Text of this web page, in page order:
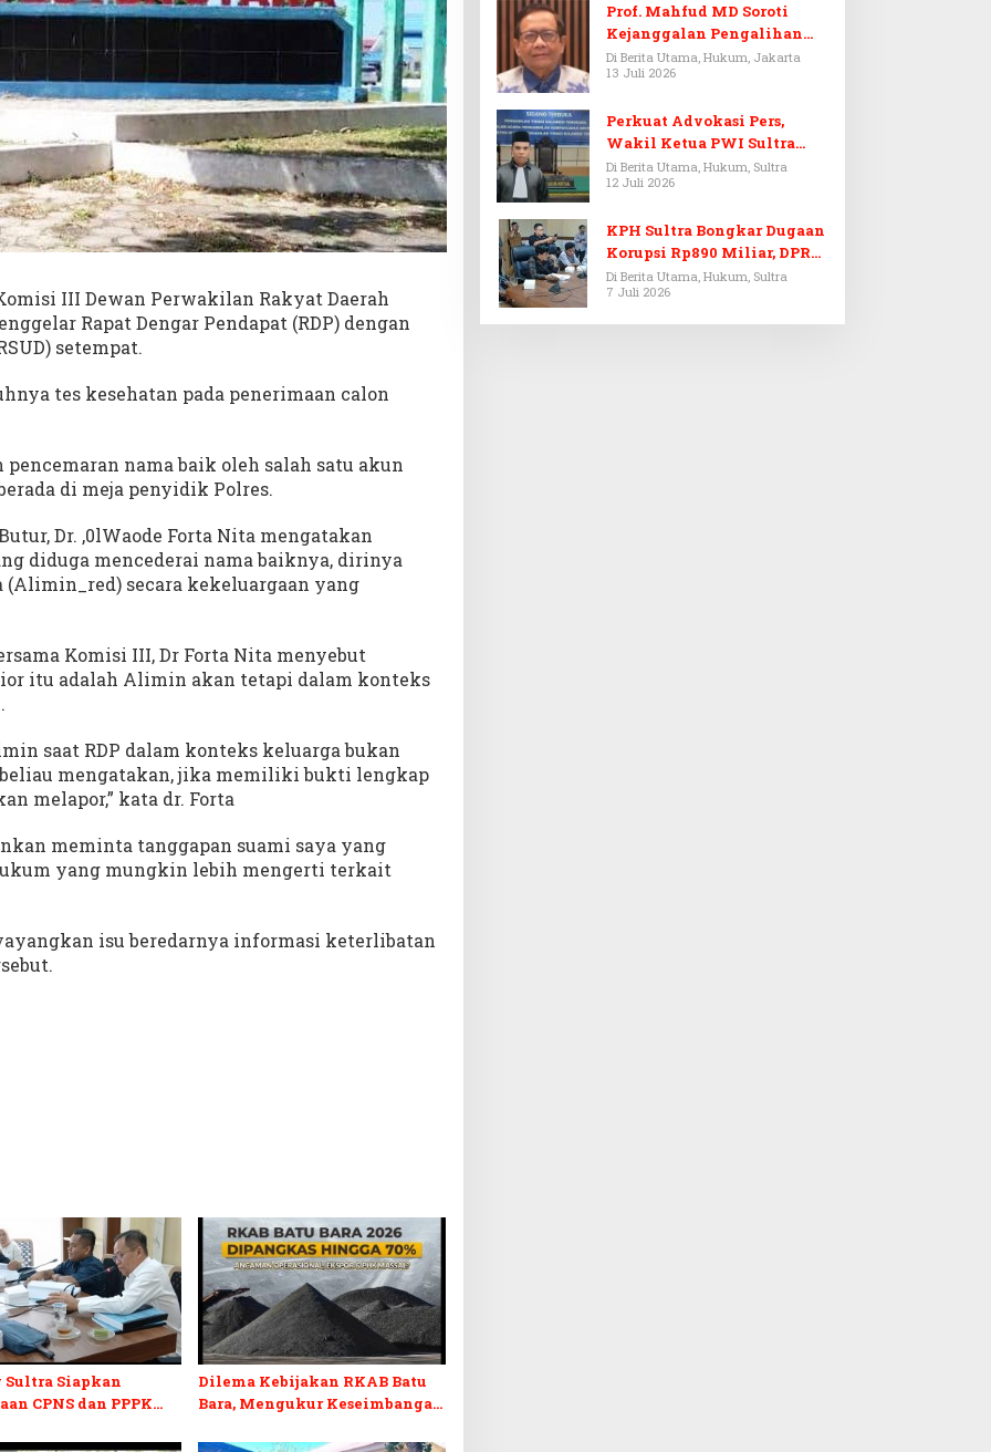
Komisi III Dewan Perwakilan Rakyat Daerah
Rapat Dengar Pendapat (RDP) dengan
setempat.
tes kesehatan pada penerimaan calon
nama baik oleh salah satu akun
di meja penyidik Polres.
Dr. ,0lWaode Forta Nita mengatakan
diduga mencederai nama baiknya, dirinya
secara kekeluargaan yang
Komisi III, Dr Forta Nita menyebut
itu adalah Alimin akan tetapi dalam konteks
saat RDP dalam konteks keluarga bukan
beliau mengatakan, jika memiliki bukti lengkap
melapor,” kata dr. Forta
meminta tanggapan suami saya yang
yang mungkin lebih mengerti terkait
isu beredarnya informasi keterlibatan
Sultra Siapkan
CPNS dan PPPK
Dilema Kebijakan RKAB Batu
Bara, Mengukur Keseimbangan
Kepastian Investasi
Prof. Mahfud MD Soroti
Kejanggalan Pengalihan
Penyelidikan Tersangka
Febrie Adriansyah
Di Berita Utama, Hukum, Jakarta
13 Juli 2026
Perkuat Advokasi Pers,
Wakil Ketua PWI Sultra
Resmi Dilantik Menjadi
Advokat PERADI
Di Berita Utama, Hukum, Sultra
12 Juli 2026
KPH Sultra Bongkar Dugaan
Korupsi Rp890 Miliar, DPRD
Sultra Gelar RDP
Di Berita Utama, Hukum, Sultra
7 Juli 2026